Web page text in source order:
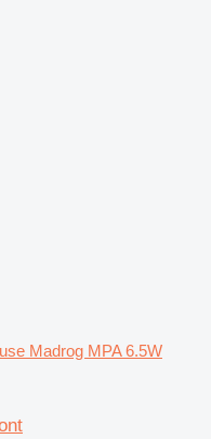
Madrog MPA 6.5W